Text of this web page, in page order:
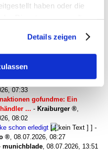
haben oder die
nutzen.
Details zeigen
-Nik ,07.07.2026, 20:38
gofundme: Ein Blumenhändler ...
gofundme: Ein
gofundme: Ein
...-tomtom
,
07:33
gofundme: Ein
... - Kraiburger
08:02
schon erledigt
-
08.07.2026, 08:27
munichblade 08.07.2026, 13:51